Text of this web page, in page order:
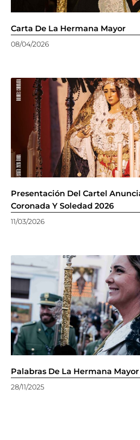
Carta De La Hermana Mayor
08/04/2026
Presentación Del Cartel
Coronada Y Soledad 2026
11/03/2026
Palabras De La Hermana Mayor
28/11/2025